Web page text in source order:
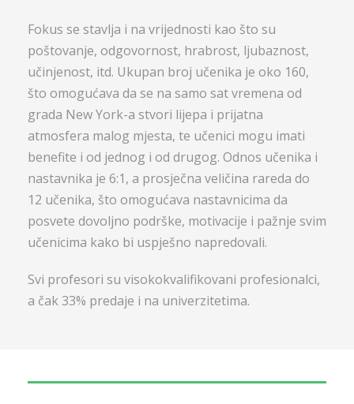
Fokus se stavlja i na vrijednosti kao što su
poštovanje, odgovornost, hrabrost, ljubaznost,
učinjenost, itd. Ukupan broj učenika je oko 160,
što omogućava da se na samo sat vremena od
grada New York-a stvori lijepa i prijatna
atmosfera malog mjesta, te učenici mogu imati
benefite i od jednog i od drugog. Odnos učenika i
nastavnika je 6:1, a prosječna veličina rareda do
12 učenika, što omogućava nastavnicima da
posvete dovoljno podrške, motivacije i pažnje svim
učenicima kako bi uspješno napredovali.
Svi profesori su visokokvalifikovani profesionalci,
a čak 33% predaje i na univerzitetima.